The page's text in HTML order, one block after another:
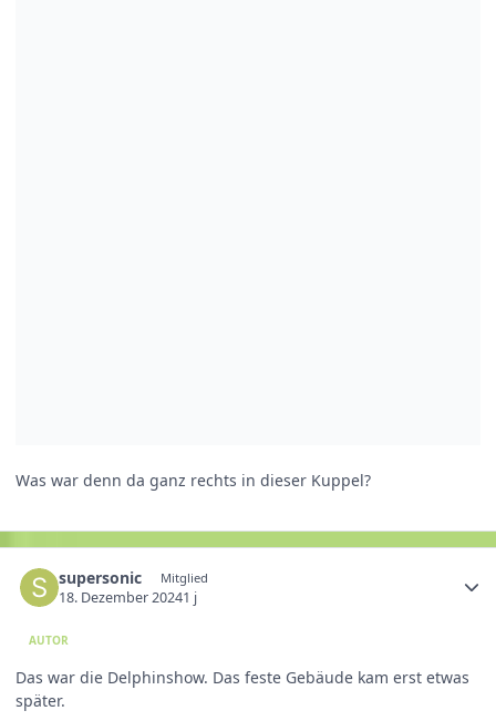
Was war denn da ganz rechts in dieser Kuppel?
supersonic Mitglied
18. Dezember 20241 j
AUTOR
Das war die Delphinshow. Das feste Gebäude kam erst etwas
später.